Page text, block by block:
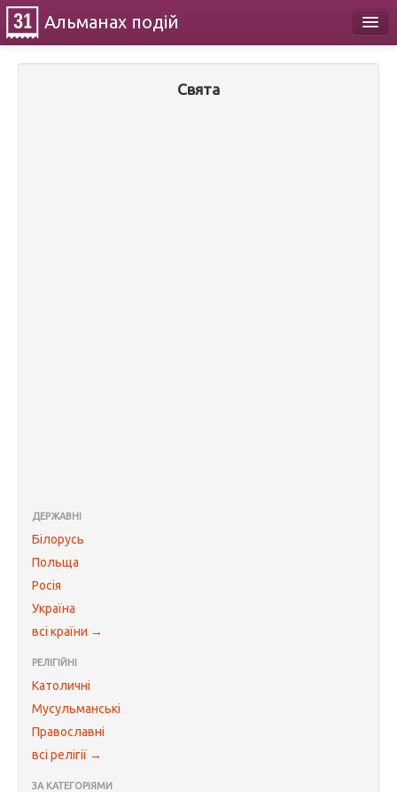
Альманах подій
Свята
ДЕРЖАВНІ
Білорусь
Польща
Росія
Україна
всі країни →
РЕЛІГІЙНІ
Католичні
Мусульманські
Православні
всі релігії →
ЗА КАТЕГОРІЯМИ